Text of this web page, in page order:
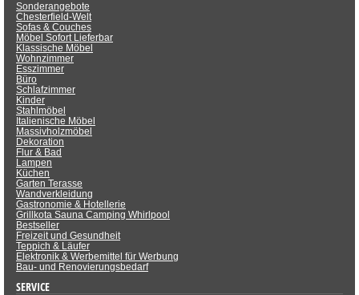
Sonderangebote
Chesterfield-Welt
Sofas & Couches
Möbel Sofort Lieferbar
Klassische Möbel
Wohnzimmer
Esszimmer
Büro
Schlafzimmer
Kinder
Stahlmöbel
Italienische Möbel
Massivholzmöbel
Dekoration
Flur & Bad
Lampen
Küchen
Garten Terasse
Wandverkleidung
Gastronomie & Hotellerie
Grillkota Sauna Camping Whirlpool
Bestseller
Freizeit und Gesundheit
Teppich & Läufer
Elektronik & Werbemittel für Werbung
Bau- und Renovierungsbedarf
SERVICE